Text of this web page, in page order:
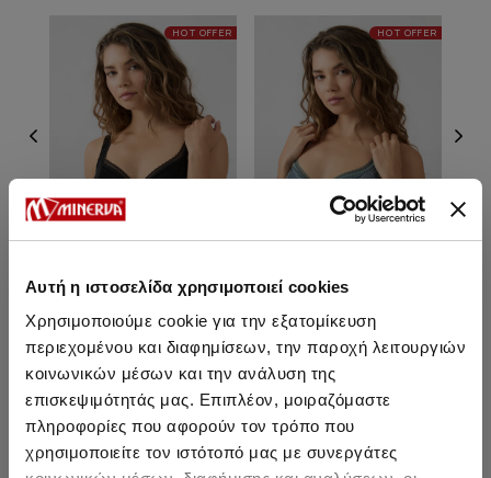
Αυτή η ιστοσελίδα χρησιμοποιεί cookies
Χρησιμοποιούμε cookie για την εξατομίκευση
περιεχομένου και διαφημίσεων, την παροχή λειτουργιών
κοινωνικών μέσων και την ανάλυση της
επισκεψιμότητάς μας. Επιπλέον, μοιραζόμαστε
πληροφορίες που αφορούν τον τρόπο που
χρησιμοποιείτε τον ιστότοπό μας με συνεργάτες
HOT OFFER
Gaia Γυναικείο Σουτιέν με
μπανέλα
22,10 €
HOT OFFER
Gaia Γυναικείο Σουτιέν με
μπανέλα
22,10 €